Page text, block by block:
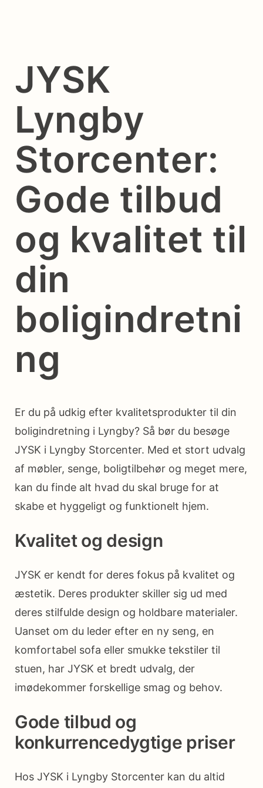
JYSK
Lyngby
Storcenter:
Gode tilbud
og kvalitet til
din
boligindretni
ng
Er du på udkig efter kvalitetsprodukter til din
boligindretning i Lyngby? Så bør du besøge
JYSK i Lyngby Storcenter. Med et stort udvalg
af møbler, senge, boligtilbehør og meget mere,
kan du finde alt hvad du skal bruge for at
skabe et hyggeligt og funktionelt hjem.
Kvalitet og design
JYSK er kendt for deres fokus på kvalitet og
æstetik. Deres produkter skiller sig ud med
deres stilfulde design og holdbare materialer.
Uanset om du leder efter en ny seng, en
komfortabel sofa eller smukke tekstiler til
stuen, har JYSK et bredt udvalg, der
imødekommer forskellige smag og behov.
Gode tilbud og
konkurrencedygtige priser
Hos JYSK i Lyngby Storcenter kan du altid